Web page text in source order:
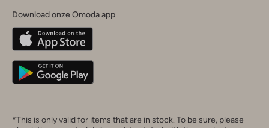
Belgique(Français)
Deutschland
Download onze Omoda app
*This is only valid for items that are in stock. To be sure, please